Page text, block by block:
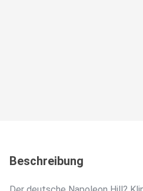
Beschreibung